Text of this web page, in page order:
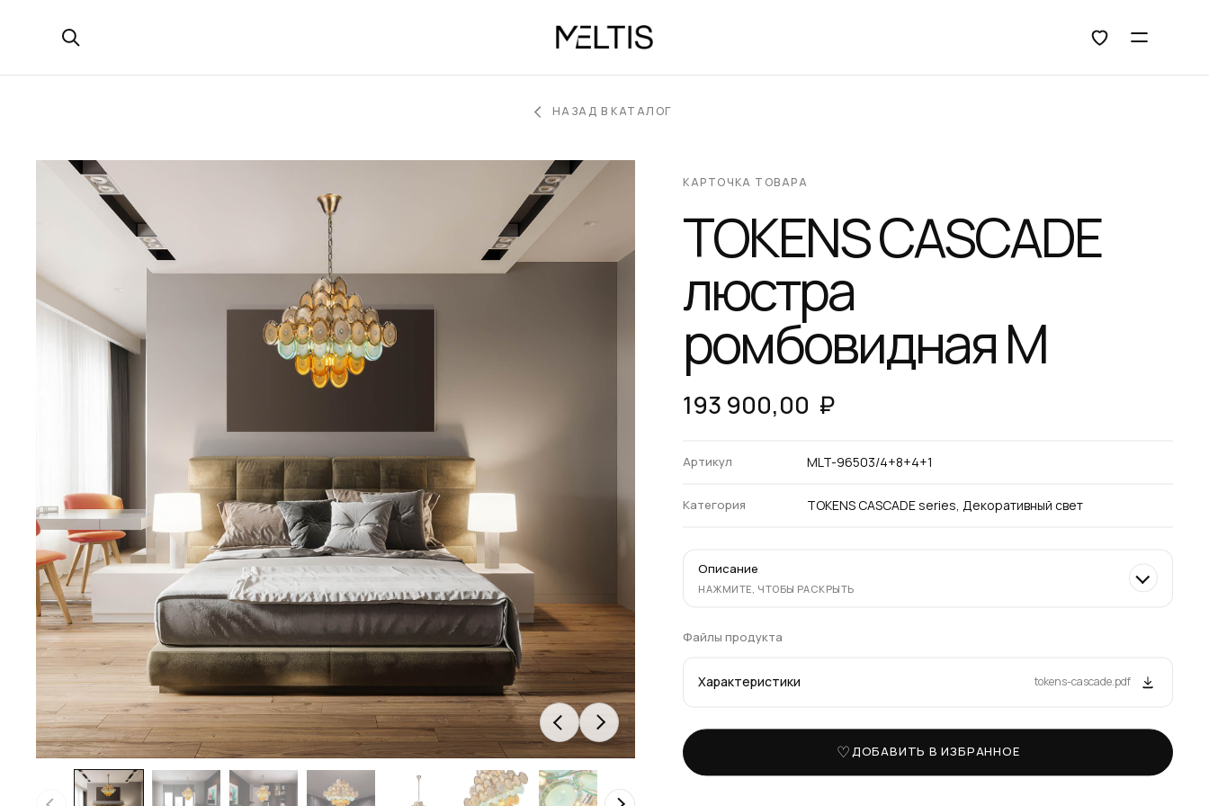
Открыть поиск Открыть
НАЗАД В КАТАЛОГ
КАРТОЧКА ТОВАРА
TOKENS CASCADE
люстра
ромбовидная M
193 900,00 ₽
Артикул MLT-96503/4+8+4+1
Категория TOKENS CASCADE series, Декоративный свет
Описание
НАЖМИТЕ, ЧТОБЫ РАСКРЫТЬ
Файлы продукта
Характеристики tokens-cascade.pdf
ДОБАВИТЬ В ИЗБРАННОЕ